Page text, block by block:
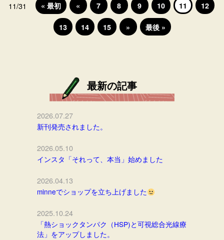
11/31 « 最初 « 7 8 9 10 11 12
13 14 15 » 最後 »
最新の記事
2026.07.27
新刊発売されました。
2026.05.10
インスタ「それって、本当」始めました
2026.04.13
minneでショップを立ち上げました
2025.10.24
「熱ショックタンパク（HSP)と可視総合光線療
法」をアップしました。